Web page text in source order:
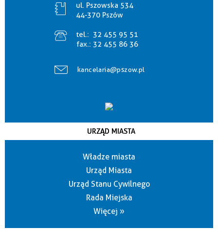
ul. Pszowska 534
44-370 Pszów
tel.: 32 455 95 51
fax.: 32 455 86 36
kancelaria@pszow.pl
URZĄD MIASTA
Władze miasta
Urząd Miasta
Urząd Stanu Cywilnego
Rada Miejska
Więcej »